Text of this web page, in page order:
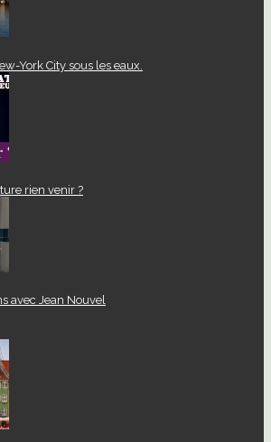
York City sous les eaux.
rien venir ?
avec Jean Nouvel